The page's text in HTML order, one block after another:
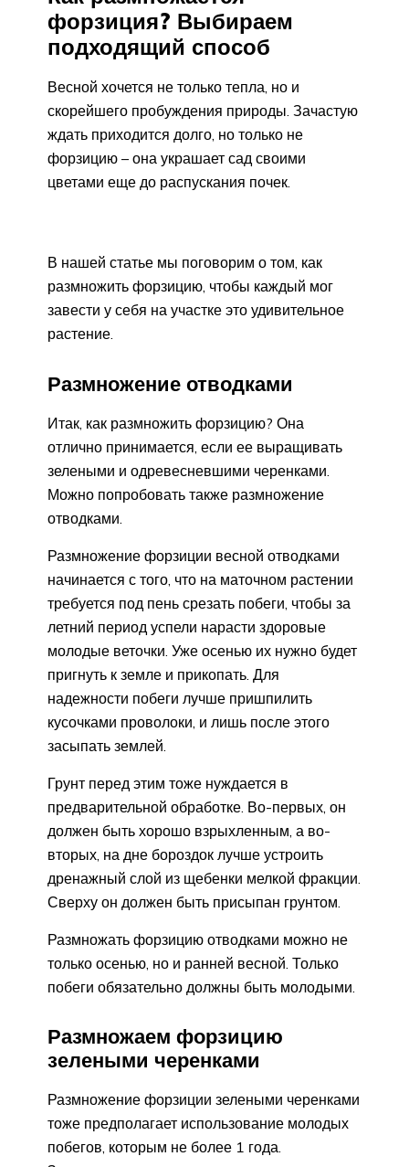
форзиция? Выбираем
подходящий способ
Весной хочется не только тепла, но и
скорейшего пробуждения природы. Зачастую
ждать приходится долго, но только не
форзицию – она украшает сад своими
цветами еще до распускания почек.
В нашей статье мы поговорим о том, как
размножить форзицию, чтобы каждый мог
завести у себя на участке это удивительное
растение.
Размножение отводками
Итак, как размножить форзицию? Она
отлично принимается, если ее выращивать
зелеными и одревесневшими черенками.
Можно попробовать также размножение
отводками.
Размножение форзиции весной отводками
начинается с того, что на маточном растении
требуется под пень срезать побеги, чтобы за
летний период успели нарасти здоровые
молодые веточки. Уже осенью их нужно будет
пригнуть к земле и прикопать. Для
надежности побеги лучше пришпилить
кусочками проволоки, и лишь после этого
засыпать землей.
Грунт перед этим тоже нуждается в
предварительной обработке. Во-первых, он
должен быть хорошо взрыхленным, а во-
вторых, на дне бороздок лучше устроить
дренажный слой из щебенки мелкой фракции.
Сверху он должен быть присыпан грунтом.
Размножать форзицию отводками можно не
только осенью, но и ранней весной. Только
побеги обязательно должны быть молодыми.
Размножаем форзицию
зелеными черенками
Размножение форзиции зелеными черенками
тоже предполагает использование молодых
побегов, которым не более 1 года.